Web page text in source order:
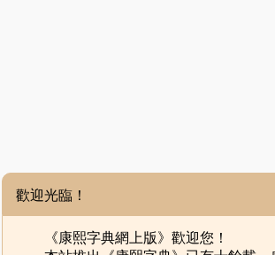
歡迎光臨！
《康熙字典網上版》歡迎您！